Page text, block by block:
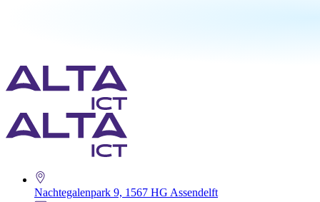
Nachtegalenpark 9, 1567 HG Assendelft